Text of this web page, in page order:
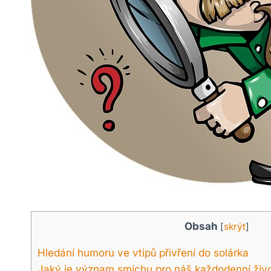
Obsah [skrýt]
Hledání humoru ve vtipů přivření do solárka